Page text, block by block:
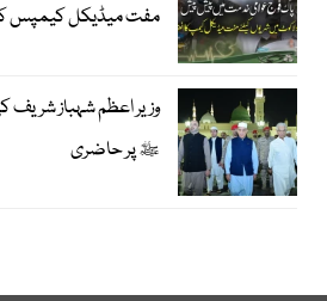
مفت میڈیکل کیمپس کا
وزیر اعظم شہباز شریف
ﷺ پر حاضری